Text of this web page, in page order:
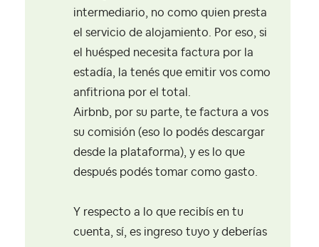
intermediario, no como quien presta
el servicio de alojamiento. Por eso, si
el huésped necesita factura por la
estadía, la tenés que emitir vos como
anfitriona por el total.
Airbnb, por su parte, te factura a vos
su comisión (eso lo podés descargar
desde la plataforma), y es lo que
después podés tomar como gasto.
Y respecto a lo que recibís en tu
cuenta, sí, es ingreso tuyo y deberías